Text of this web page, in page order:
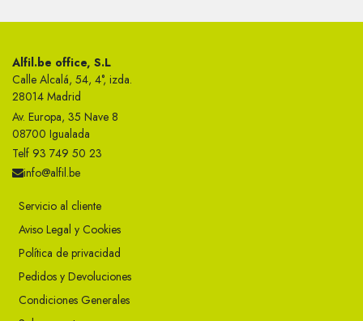
Alfil.be office, S.L
Calle Alcalá, 54, 4°, izda.
28014 Madrid
Av. Europa, 35 Nave 8
08700 Igualada
Telf 93 749 50 23
info@alfil.be
Servicio al cliente
Aviso Legal y Cookies
Política de privacidad
Pedidos y Devoluciones
Condiciones Generales